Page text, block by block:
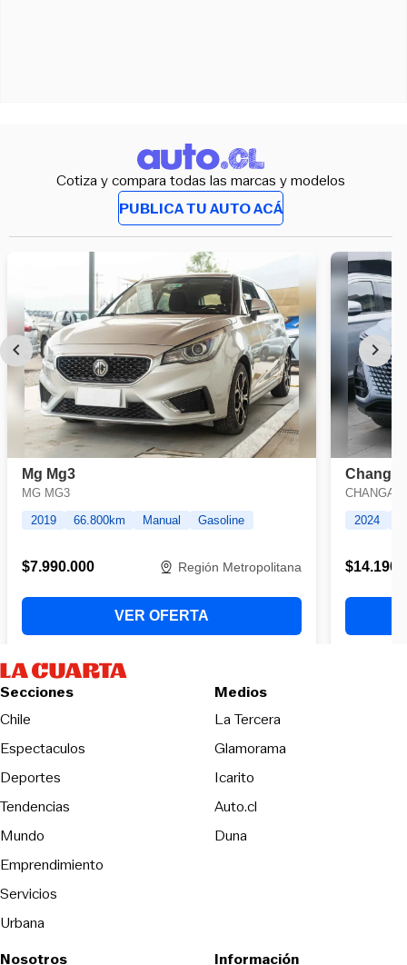
Cotiza y compara todas las marcas y modelos
PUBLICA TU AUTO ACÁ
Secciones
Chile
Espectaculos
Deportes
Tendencias
Mundo
Emprendimiento
Servicios
Urbana
Medios
La TerceraOpens in new
Glamorama
Icarito
Auto.cl
DunaOpens in new window
Nosotros Información